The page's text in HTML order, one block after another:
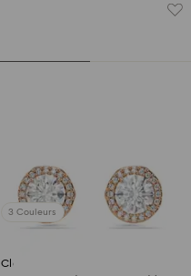
3 Couleurs
Clous d'oreilles Una Angelic